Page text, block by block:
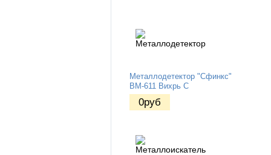
Металлодетектор "Сфинкс"
ВМ-611 Вихрь С
0руб